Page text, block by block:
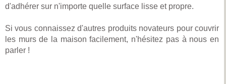
d'adhérer sur n'importe quelle surface lisse et propre.
Si vous connaissez d'autres produits novateurs pour couvrir
les murs de la maison facilement, n'hésitez pas à nous en
parler !